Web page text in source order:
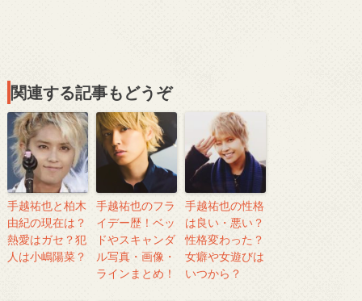
関連する記事もどうぞ
手越祐也と柏木
由紀の現在は？
熱愛はガセ？犯
人は小嶋陽菜？
手越祐也のフラ
イデー歴！ベッ
ドやスキャンダ
ル写真・画像・
ラインまとめ！
手越祐也の性格
は良い・悪い？
性格変わった？
女癖や女遊びは
いつから？